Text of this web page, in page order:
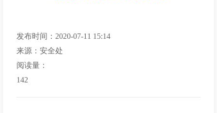
发布时间：2020-07-11 15:14
来源：安全处
阅读量：
142